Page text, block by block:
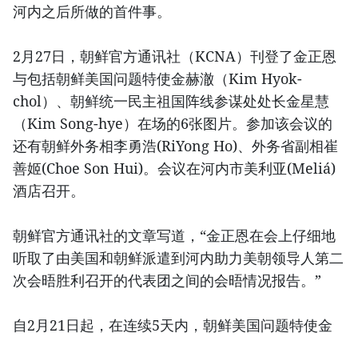
河内之后所做的首件事。
2月27日，朝鲜官方通讯社（KCNA）刊登了金正恩
与包括朝鲜美国问题特使金赫澈（Kim Hyok-
chol）、朝鲜统一民主祖国阵线参谋处处长金星慧
（Kim Song-hye）在场的6张图片。参加该会议的
还有朝鲜外务相李勇浩(RiYong Ho)、外务省副相崔
善姬(Choe Son Hui)。会议在河内市美利亚(Meliá)
酒店召开。
朝鲜官方通讯社的文章写道，“金正恩在会上仔细地
听取了由美国和朝鲜派遣到河内助力美朝领导人第二
次会晤胜利召开的代表团之间的会晤情况报告。”
自2月21日起，在连续5天内，朝鲜美国问题特使金